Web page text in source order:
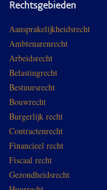
Rechtsgebieden
Aansprakelijkheidsrecht
Ambtenarenrecht
Arbeidsrecht
Belastingrecht
Bestuursrecht
Bouwrecht
Burgerlijk recht
Contractenrecht
Financieel recht
Fiscaal recht
Gezondheidsrecht